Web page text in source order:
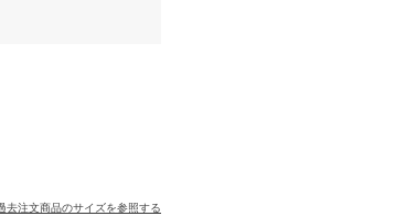
去注文商品のサイズを参照する